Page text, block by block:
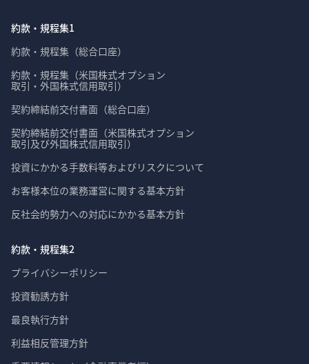
約款・規程集1
約款・規程集（総合口座）
約款・規程集（米国株式オプション
取引・外国株式信用取引）
契約締結前交付書面（総合口座）
契約締結前交付書面（米国株式オプション
取引及び外国株式信用取引）
投資にかかる手数料等およびリスクについて
お客様本位の業務運営に関する基本方針
反社会的勢力への対応にかかる基本方針
約款・規程集2
プライバシーポリシー
投資勧誘方針
最良執行方針
利益相反管理方針